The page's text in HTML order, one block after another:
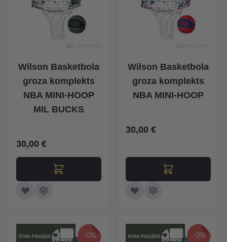
Wilson Basketbola
groza komplekts
NBA MINI-HOOP
MIL BUCKS
30,00 €
Wilson Basketbola
groza komplekts
NBA MINI-HOOP
30,00 €
-0% -0%